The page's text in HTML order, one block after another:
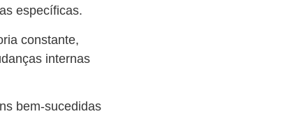
específicas.
constante,
internas
bem-sucedidas